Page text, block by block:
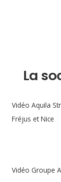
La
Vidéo Aquila
Fréjus et Nice
Vidéo Groupe